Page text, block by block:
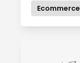
Ecommerce